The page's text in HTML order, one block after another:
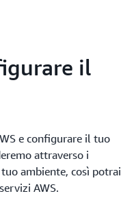
il
e configurare il tuo
attraverso i
ambiente, così potrai
AWS.